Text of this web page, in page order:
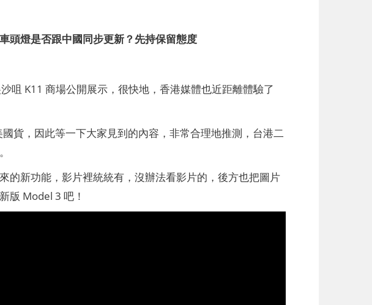
頭燈是否跟中國同步更新？先持保留態度
咀 K11 商場公開展示，很快地，香港媒體也近距離體驗了
貨，因此等一下大家見到的內容，非常合理地推測，台港二
的新功能，影片裡統統有，沒辦法看影片的，後方也把圖片
版 Model 3 吧！